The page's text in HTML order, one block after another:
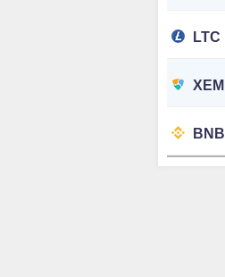
LTC
XEM
BNB